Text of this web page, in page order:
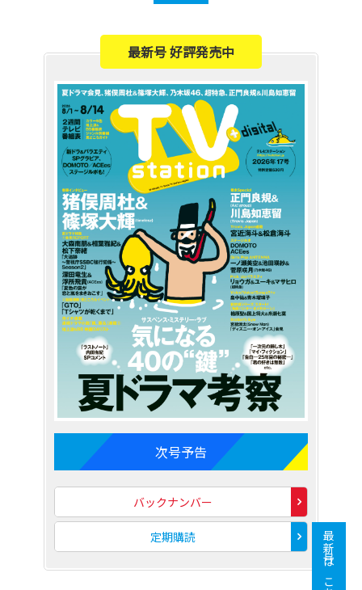
最新号 好評発売中
次号予告
バックナンバー
定期購読 最新号はこちら